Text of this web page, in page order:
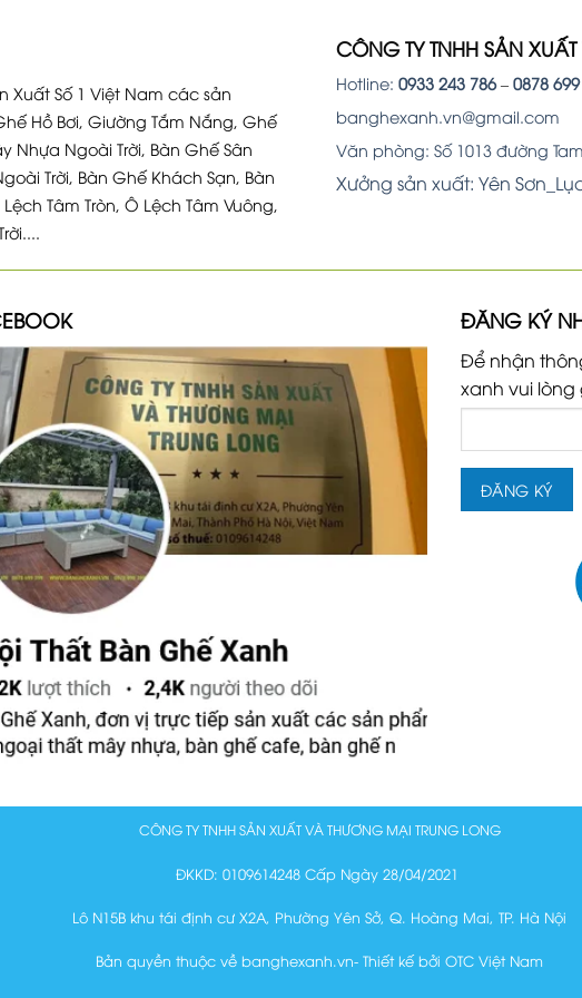
Xuất Số 1 Việt Nam các sản
Hồ Bơi, Giường Tắm Nắng, Ghế
Nhựa Ngoài Trời, Bàn Ghế Sân
Trời, Bàn Ghế Khách Sạn, Bàn
Tâm Tròn, Ô Lệch Tâm Vuông,
CÔNG TY TNHH SẢN
Hotline: 0933 243 786– 0878
banghexanh.vn@gmail.com
Văn phòng: Số 1013 đường
Xưởng sản xuất: Yên
ĐĂNG KÝ
Để nhận
xanh vui
CÔNG TY TNHH SẢN XUẤT VÀ THƯƠNG MẠI TRUNG LONG
ĐKKD: 0109614248 Cấp Ngày 28/04/2021
Lô N15B khu tái định cư X2A, Phường Yên Sở, Q. Hoàng Mai, TP. Hà Nội
Bản quyền thuộc về banghexanh.vn- Thiết kế bởi OTC Việt Nam